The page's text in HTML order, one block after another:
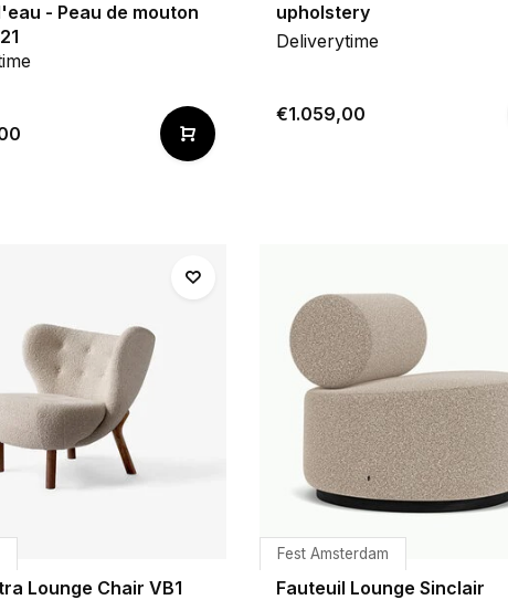
- Peau de mouton
upholstery
Deliverytime
€1.059,00
Lounge Chair VB1
Fest Amsterdam
Fauteuil Lounge Sinclair